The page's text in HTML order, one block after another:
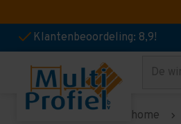
Klantenbeoordeling: 8,9!
Zoeken
home